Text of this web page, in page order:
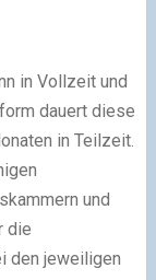
in Vollzeit und
dauert diese
in Teilzeit.
und
die
den jeweiligen